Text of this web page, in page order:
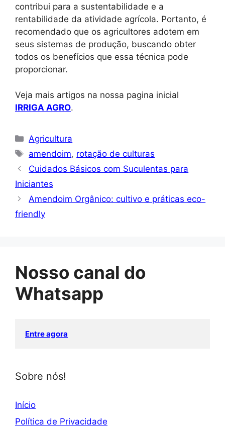
contribui para a sustentabilidade e a
rentabilidade da atividade agrícola. Portanto, é
recomendado que os agricultores adotem em
seus sistemas de produção, buscando obter
todos os benefícios que essa técnica pode
proporcionar.
Veja mais artigos na nossa pagina inicial
IRRIGA AGRO.
Categorias
Agricultura
Tags
amendoim, rotação de culturas
Cuidados Básicos com Suculentas para
Iniciantes
Amendoim Orgânico: cultivo e práticas eco-
friendly
Nosso canal do
Whatsapp
Entre agora
Sobre nós!
Início
Política de Privacidade